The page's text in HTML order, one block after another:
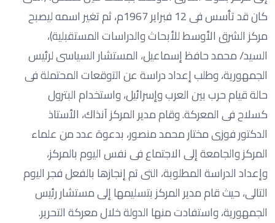
كان قد تأسس فى 12 فبراير 1967م، ثم تغير اسمه ليصبح
مركز الشرق الأوسط للأبحاث والدراسات المستقبلية)،
السيد/ محمد حافظ إسماعيل، المستشار السياسى لرئيس
الجمهورية، وطلب إعداد دراسة عن التوقعات المحتملة فى
حالة قيام حرب بين العرب وإسرائيل، واستخدام البترول
كسلاح فى المعركة. وقام مدير المركز آنذاك، الأستاذ
الدكتور فوزى مختار محمد منصور، بدعوة عدد من علماء
المركز والجامعة إلى الاجتماع فى نفس اليوم بالمركز،
وإعداد الدراسة المطلوبة، التى تم إنجازها بالفعل فجر اليوم
التالى، حيث قام مدير المركز بتسليمها إلى مستشار رئيس
الجمهورية، واستفادت منها الدولة خلال معركة التحرير.